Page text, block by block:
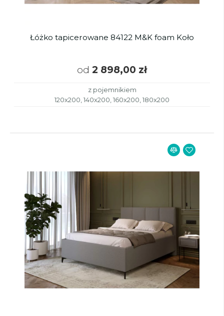
Łóżko tapicerowane 84122 M&K foam Koło
od 2 898,00 zł
z pojemnikiem
120x200, 140x200, 160x200, 180x200